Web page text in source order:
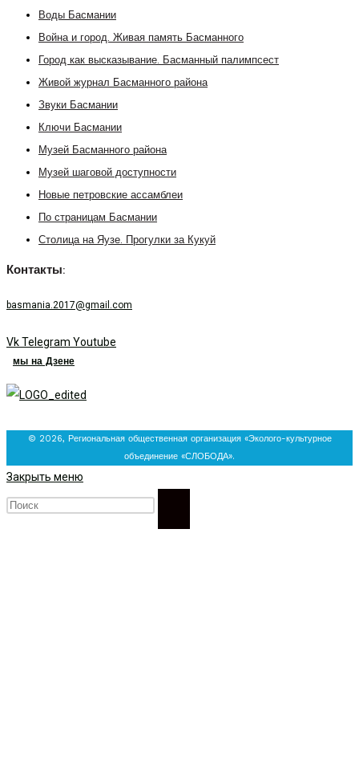
Воды Басмании
Война и город. Живая память Басманного
Город как высказывание. Басманный палимпсест
Живой журнал Басманного района
Звуки Басмании
Ключи Басмании
Музей Басманного района
Музей шаговой доступности
Новые петровские ассамблеи
По страницам Басмании
Столица на Яузе. Прогулки за Кукуй
Контакты:
basmania.2017@gmail.com
VkTelegram Youtube
мы на Дзене
© 2026, Региональная общественная организация «Эколого-культурное
объединение «СЛОБОДА».
Закрыть меню